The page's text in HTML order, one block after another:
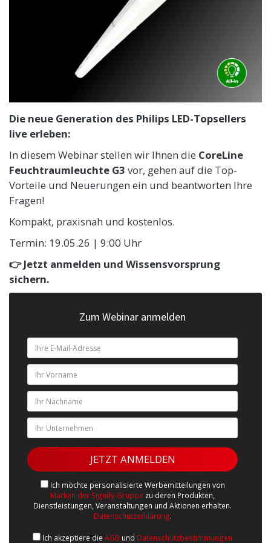
Die neue Generation des Philips LED-Topsellers
live erleben:
In diesem Webinar stellen wir Ihnen die CoreLine
Feuchtraumleuchte G3 vor, gehen auf die Top-
Vorteile und Neuerungen ein und beantworten Ihre
Fragen!
Kompakt, praxisnah und kostenlos.
Termin: 19.05.26 | 9:00 Uhr
👉 Jetzt anmelden und Wissensvorsprung
sichern.
Zum Webinar anmelden
Ich möchte personalisierte Werbemitteilungen von
Marken der Signify-Gruppe zu deren Produkten,
Dienstleistungen, Veranstaltungen und Aktionen erhalten.
Datenschutzerklärung.
Ich akzeptiere die AGB und Datenschutzbestimmungen